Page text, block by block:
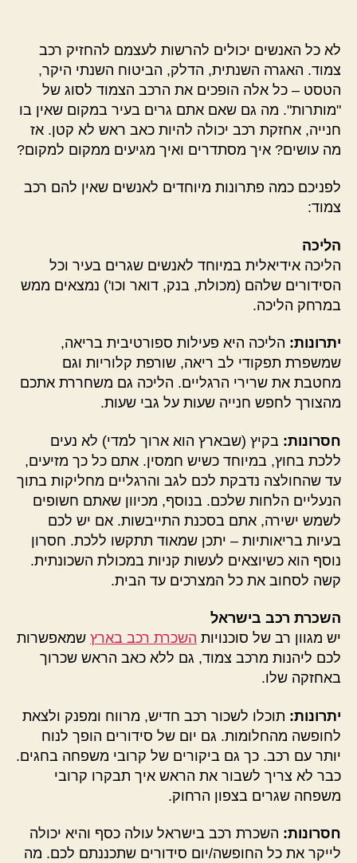
לא כל האנשים יכולים להרשות לעצמם להחזיק רכב
צמוד. האגרה השנתית, הדלק, הביטוח השנתי היקר,
הטסט – כל אלה הופכים את הרכב הצמוד לסוג של
"מותרות". מה גם שאם אתם גרים בעיר במקום שאין בו
חנייה, אחזקת רכב יכולה להיות כאב ראש לא קטן. אז
מה עושים? איך מסתדרים ואיך מגיעים ממקום למקום?
לפניכם כמה פתרונות מיוחדים לאנשים שאין להם רכב
צמוד:
הליכה
הליכה אידיאלית במיוחד לאנשים שגרים בעיר וכל
הסידורים שלהם (מכולת, בנק, דואר וכו') נמצאים ממש
במרחק הליכה.
יתרונות: הליכה היא פעילות ספורטיבית בריאה,
שמשפרת תפקודי לב ריאה, שורפת קלוריות וגם
מחטבת את שרירי הרגליים. הליכה גם משחררת אתכם
מהצורך לחפש חנייה שעות על גבי שעות.
חסרונות: בקיץ (שבארץ הוא ארוך למדי) לא נעים
ללכת בחוץ, במיוחד כשיש חמסין. אתם כל כך מזיעים,
עד שהחולצה נדבקת לכם לגב והרגליים מחליקות בתוך
הנעליים הלחות שלכם. בנוסף, מכיוון שאתם חשופים
לשמש ישירה, אתם בסכנת התייבשות. אם יש לכם
בעיות בריאותיות – יתכן שמאוד תתקשו ללכת. חסרון
נוסף הוא כשיוצאים לעשות קניות במכולת השכונתית.
קשה לסחוב את כל המצרכים עד הבית.
השכרת רכב בישראל
יש מגוון רב של סוכנויות השכרת רכב בארץ שמאפשרות
לכם ליהנות מרכב צמוד, גם ללא כאב הראש שכרוך
באחזקה שלו.
יתרונות: תוכלו לשכור רכב חדיש, מרווח ומפנק ולצאת
לחופשה מהחלומות. גם יום של סידורים הופך לנוח
יותר עם רכב. כך גם ביקורים של קרובי משפחה בחגים.
כבר לא צריך לשבור את הראש איך תבקרו קרובי
משפחה שגרים בצפון הרחוק.
חסרונות: השכרת רכב בישראל עולה כסף והיא יכולה
לייקר את כל החופשה/יום סידורים שתכננתם לכם. מה